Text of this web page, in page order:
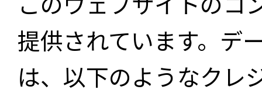
提供されています。デ
は、以下のようなクレ